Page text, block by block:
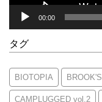
00:00
タグ
BIOTOPIA BROOK'S
CAMPLUGGED vol.2